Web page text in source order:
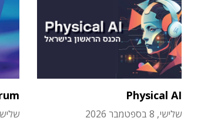
Physical AI
שלישי, 8 בספטמבר 2026 שלישי, 13